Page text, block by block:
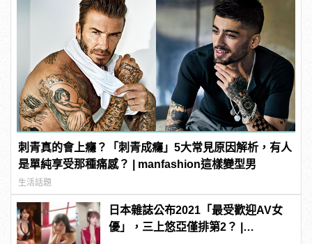
刺青真的會上癮？「刺青成癮」5大常見原因解析，有人
是單純享受那種痛感？ | manfashion這樣變型男
生活話題
日本雜誌公布2021「最受歡迎AV女
優」，三上悠亞僅排第2？ |